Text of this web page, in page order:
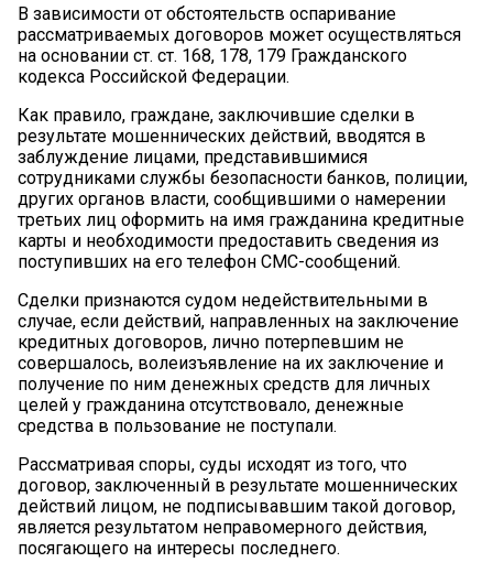
В зависимости от обстоятельств оспаривание
рассматриваемых договоров может осуществляться
на основании ст. ст. 168, 178, 179 Гражданского
кодекса Российской Федерации.
Как правило, граждане, заключившие сделки в
результате мошеннических действий, вводятся в
заблуждение лицами, представившимися
сотрудниками службы безопасности банков, полиции,
других органов власти, сообщившими о намерении
третьих лиц оформить на имя гражданина кредитные
карты и необходимости предоставить сведения из
поступивших на его телефон СМС-сообщений.
Сделки признаются судом недействительными в
случае, если действий, направленных на заключение
кредитных договоров, лично потерпевшим не
совершалось, волеизъявление на их заключение и
получение по ним денежных средств для личных
целей у гражданина отсутствовало, денежные
средства в пользование не поступали.
Рассматривая споры, суды исходят из того, что
договор, заключенный в результате мошеннических
действий лицом, не подписывавшим такой договор,
является результатом неправомерного действия,
посягающего на интересы последнего.